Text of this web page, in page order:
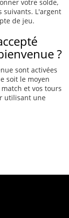
votre solde,
suivants. L'argent
de jeu.
?
sont activées
soit le moyen
et vos tours
utilisant une